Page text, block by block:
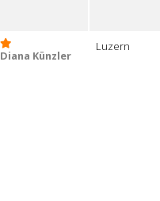
Diana Künzler
Luzern